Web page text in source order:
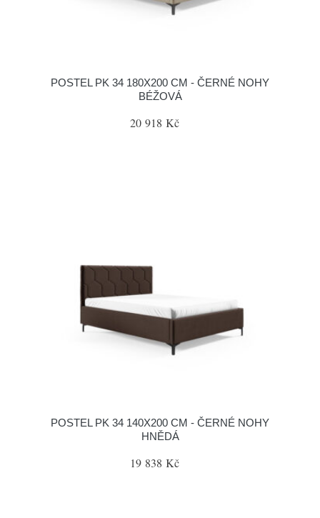
POSTEL PK 34 180X200 CM - ČERNÉ NOHY
BÉŽOVÁ
20 918 Kč
POSTEL PK 34 140X200 CM - ČERNÉ NOHY
HNĚDÁ
19 838 Kč